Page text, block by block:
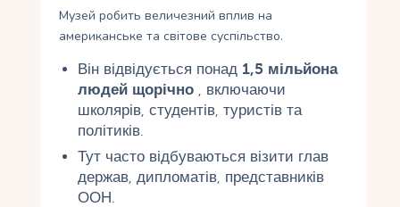
Музей робить величезний вплив на
американське та світове суспільство.
Він відвідується понад 1,5 мільйона
людей щорічно, включаючи
школярів, студентів, туристів та
політиків.
Тут часто відбуваються візити глав
держав, дипломатів, представників
ООН.